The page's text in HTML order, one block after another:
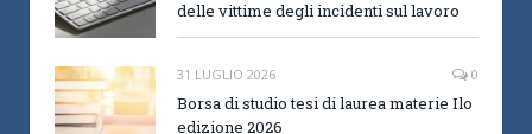
delle vittime degli incidenti sul lavoro
31 LUGLIO 2026 0
Borsa di studio tesi di laurea materie Ilo
edizione 2026